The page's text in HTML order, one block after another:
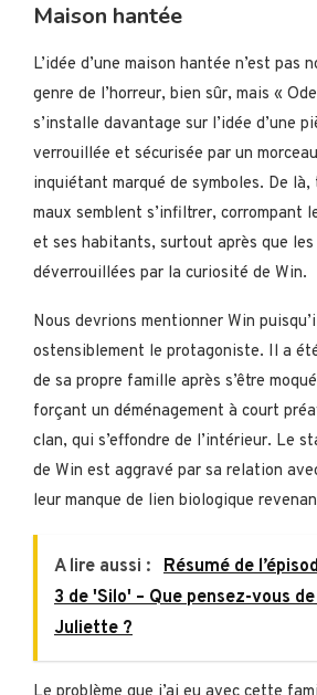
Maison hantée
L’idée d’une maison hantée n’est pas
genre de l’horreur, bien sûr, mais «
s’installe davantage sur l’idée d’une
verrouillée et sécurisée par un
inquiétant marqué de symboles. De
maux semblent s’infiltrer, corrompant
et ses habitants, surtout après que
déverrouillées par la curiosité de Win.
Nous devrions mentionner Win
ostensiblement le protagoniste. Il a
de sa propre famille après s’être
forçant un déménagement à court
clan, qui s’effondre de l’intérieur. Le
de Win est aggravé par sa relation
leur manque de lien biologique
A lire aussi : Résumé de
3 de 'Silo' – Que pensez-vous
Juliette ?